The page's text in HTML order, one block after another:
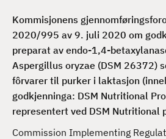
Kommisjonens
2020/995 av 9. juli 2020 om
preparat av endo-1,4-
Aspergillus oryzae (DSM 26372)
fôrvarer til purker i laktasjon
godkjenninga: DSM Nutritional
representert ved DSM Nutritional
Commission Implementing